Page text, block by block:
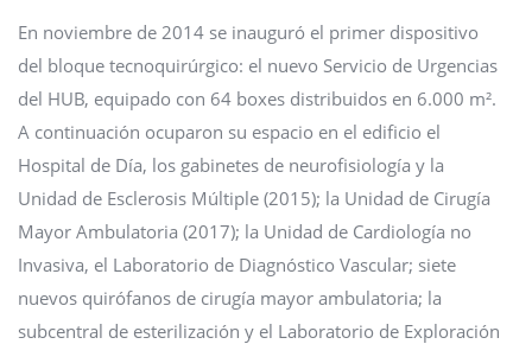
En noviembre de 2014 se inauguró el primer dispositivo
del bloque tecnoquirúrgico: el nuevo Servicio de Urgencias
del HUB, equipado con 64 boxes distribuidos en 6.000 m².
A continuación ocuparon su espacio en el edificio el
Hospital de Día, los gabinetes de neurofisiología y la
Unidad de Esclerosis Múltiple (2015); la Unidad de Cirugía
Mayor Ambulatoria (2017); la Unidad de Cardiología no
Invasiva, el Laboratorio de Diagnóstico Vascular; siete
nuevos quirófanos de cirugía mayor ambulatoria; la
subcentral de esterilización y el Laboratorio de Exploración